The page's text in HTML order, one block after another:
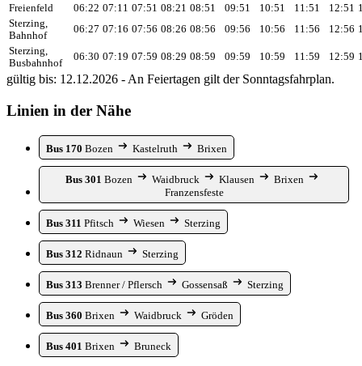
Freienfeld
06:22 07:11 07:51 08:21 08:51 09:51 10:51 11:51 12:51
Sterzing,
Bahnhof
06:27 07:16 07:56 08:26 08:56 09:56 10:56 11:56 12:56
Sterzing,
Busbahnhof
06:30 07:19 07:59 08:29 08:59 09:59 10:59 11:59 12:59
gültig bis: 12.12.2026 - An Feiertagen gilt der Sonntagsfahrplan.
Linien in der Nähe
Bus 170 Bozen Kastelruth Brixen
Bus 301 Bozen Waidbruck Klausen
Brixen
Franzensfeste
Bus 311 Pfitsch Wiesen Sterzing
Bus 312 Ridnaun Sterzing
Bus 313 Brenner / Pflersch Gossensaß Sterzing
Bus 360 Brixen Waidbruck Gröden
Bus 401 Brixen Bruneck